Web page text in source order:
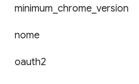
minimum chrome version
nome
oauth2